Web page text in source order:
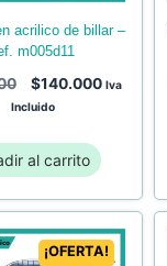
m005d11
$140.000 Iva
Incluido
al carrito
¡OFERTA!